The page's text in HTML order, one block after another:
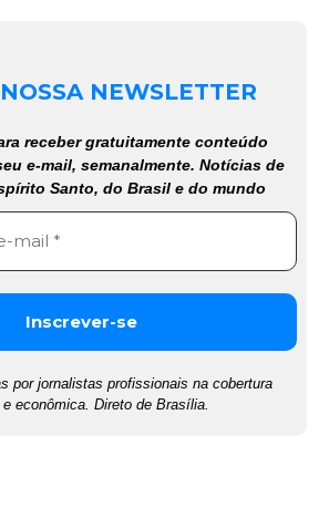
NEWSLETTER
receber gratuitamente conteúdo
e-mail, semanalmente. Notícias de
Santo, do Brasil e do mundo
por jornalistas profissionais na cobertura
econômica. Direto de Brasília.